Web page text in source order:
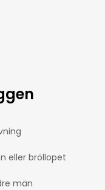
eller bröllopet
män